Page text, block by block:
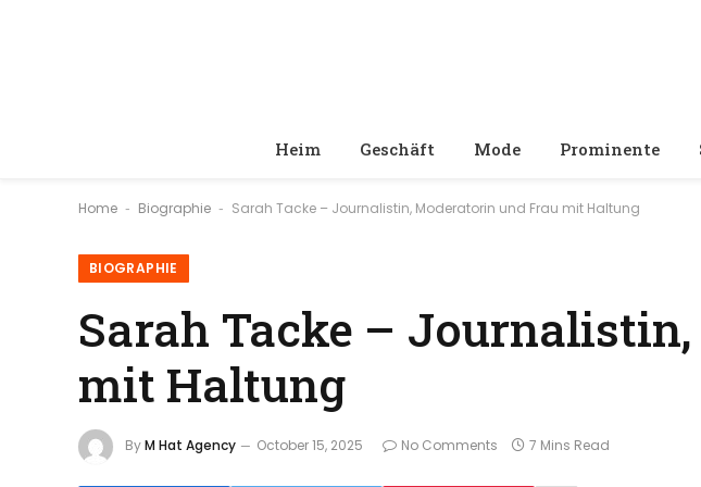
Heim Geschäft Mode Prominente
Home - Biographie - Sarah Tacke – Journalistin, Moderatorin und Frau mit Haltung
BIOGRAPHIE
Sarah Tacke –
mit Haltung
ByM Hat Agency October 15, 2025 No Comments 7 Mins Read